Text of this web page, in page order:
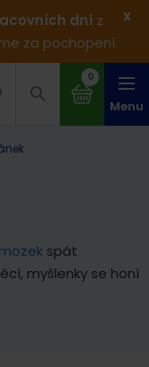
dní z
za pochopení.
x
0
Menu
mozek spát
myšlenky se honí